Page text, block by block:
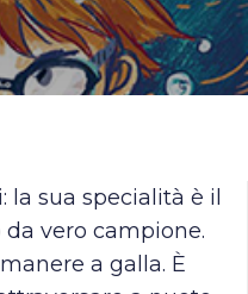
la sua specialità è il
vero campione.
a galla. È